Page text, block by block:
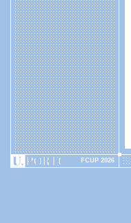
FCUP 2026